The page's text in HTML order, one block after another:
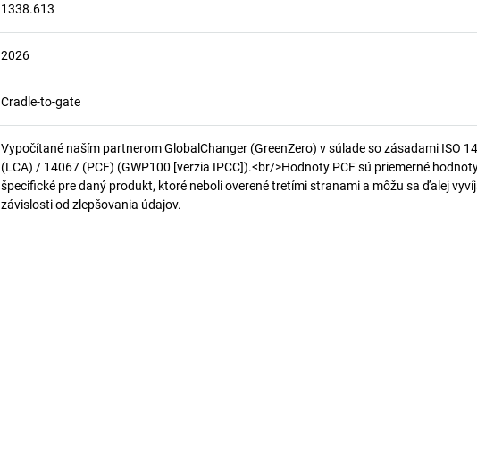
1338.613
2026
Cradle-to-gate
Vypočítané naším partnerom GlobalChanger (GreenZero) v súlade so zásadami ISO
(LCA) / 14067 (PCF) (GWP100 [verzia IPCC]).<br/>Hodnoty PCF sú priemerné
špecifické pre daný produkt, ktoré neboli overené tretími stranami a môžu sa ďalej
závislosti od zlepšovania údajov.